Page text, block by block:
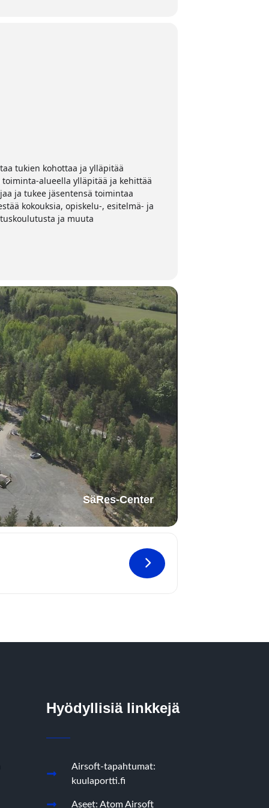
tukien kohottaa ja ylläpitää
alueella ylläpitää ja kehittää
ja tukee jäsentensä toimintaa
kokouksia, opiskelu-, esitelmä- ja
ja muuta
SäRes-Center
Hyödyllisiä linkkejä
Airsoft-tapahtumat:
kuulaportti.fi
Aseet: Atom Airsoft